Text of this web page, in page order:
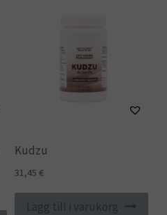
Kudzu
31,45 €
Lägg till i varukorg